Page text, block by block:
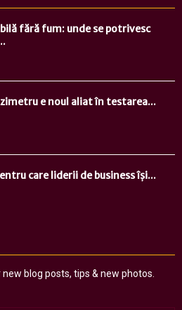
fără fum: unde se potrivesc
e noul aliat în testarea...
care liderii de business își...
blog posts, tips & new photos.